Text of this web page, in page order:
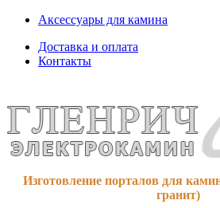
Аксессуары для камина
Доставка и оплата
Контакты
Изготовление порталов для
гранит)